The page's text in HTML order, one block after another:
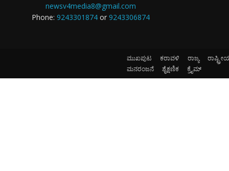
newsv4media8@gmail.com
Phone: 9243301874 or 9243306874
ಮುಖಪುಟ ಕರಾವಳಿ ರಾಜ್ಯ
ಮನರಂಜನೆ
ಶೈಕ್ಷಣಿಕ ಕ್ರೈಮ್